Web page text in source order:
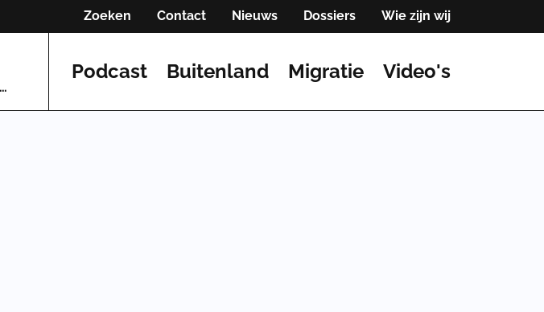
Zoeken Contact Nieuws Dossiers Wie zijn wij
Podcast Buitenland Migratie Video's